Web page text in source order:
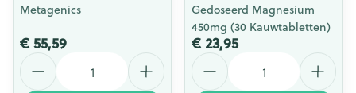
Metagenics
€ 55,59
Gedoseerd Magnesium
450mg (30 Kauwtabletten)
€ 23,95